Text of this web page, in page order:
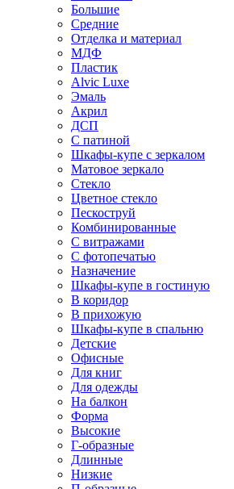
Большие
Средние
Отделка и материал
МДФ
Пластик
Alvic Luxe
Эмаль
Акрил
ДСП
С патиной
Шкафы-купе с зеркалом
Матовое зеркало
Стекло
Цветное стекло
Пескоструй
Комбинированные
С витражами
С фотопечатью
Назначение
Шкафы-купе в гостиную
В коридор
В прихожую
Шкафы-купе в спальню
Детские
Офисные
Для книг
Для одежды
На балкон
Форма
Высокие
Г-образные
Длинные
Низкие